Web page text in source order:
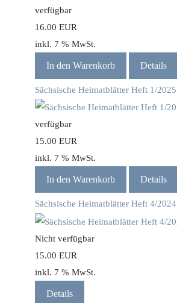
verfügbar
16.00 EUR
inkl. 7 % MwSt.
In den Warenkorb Details
Sächsische Heimatblätter Heft 1/2025
verfügbar
15.00 EUR
inkl. 7 % MwSt.
In den Warenkorb Details
Sächsische Heimatblätter Heft 4/2024
Nicht verfügbar
15.00 EUR
inkl. 7 % MwSt.
Details